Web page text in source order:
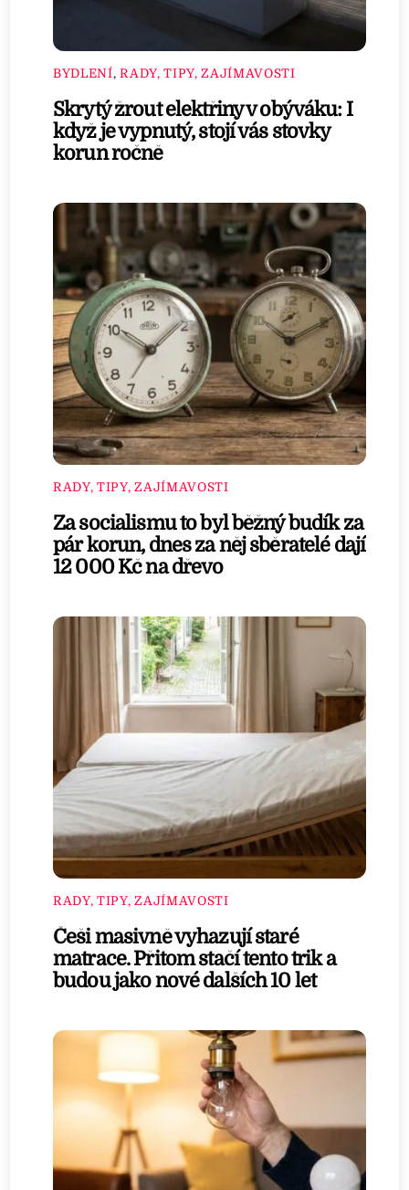
BYDLENÍ,RADY, TIPY, ZAJÍMAVOSTI
Skrytý žrout elektřiny v obýváku: I
když je vypnutý, stojí vás stovky
korun ročně
RADY, TIPY, ZAJÍMAVOSTI
Za socialismu to byl běžný budík za
pár korun, dnes za něj sběratelé dají
12 000 Kč na dřevo
RADY, TIPY, ZAJÍMAVOSTI
Češi masivně vyhazují staré
matrace. Přitom stačí tento trik a
budou jako nové dalších 10 let